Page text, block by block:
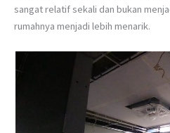
sangat relatif sekali dan bukan
rumahnya menjadi lebih menarik.